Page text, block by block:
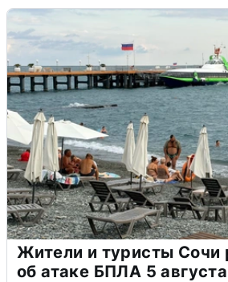
Жители и туристы Сочи
об атаке БПЛА 5 августа